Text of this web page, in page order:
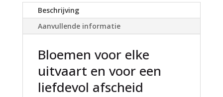
i
v
Beschrijving
Aanvullende informatie
Bloemen voor elke
uitvaart en voor een
liefdevol afscheid